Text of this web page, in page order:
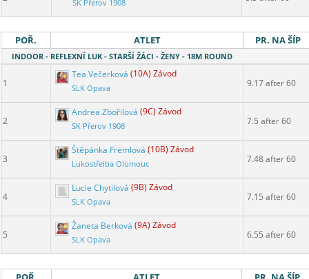
SK Přerov 1908
POŘ. ATLET PR. NA ŠÍP
INDOOR - REFLEXNÍ LUK - STARŠÍ ŽÁCI - ŽENY - 18M ROUND
1
Tea Večerková (10A) Závod
SLK Opava 9.17 after 60
2
Andrea Zbořilová (9C) Závod
SK Přerov 1908 7.5 after 60
3
Štěpánka Fremlová (10B) Závod
Lukostřelba Olomouc 7.48 after 60
4
Lucie Chytilová (9B) Závod
SLK Opava 7.15 after 60
5
Žaneta Berková (9A) Závod
SLK Opava 6.55 after 60